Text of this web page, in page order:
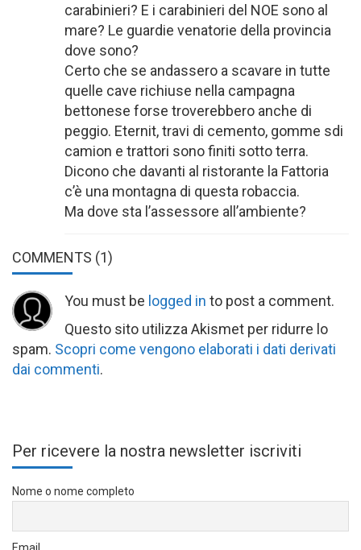
carabinieri? E i carabinieri del NOE sono al
mare? Le guardie venatorie della provincia
dove sono?
Certo che se andassero a scavare in tutte
quelle cave richiuse nella campagna
bettonese forse troverebbero anche di
peggio. Eternit, travi di cemento, gomme sdi
camion e trattori sono finiti sotto terra.
Dicono che davanti al ristorante la Fattoria
c’è una montagna di questa robaccia.
Ma dove sta l’assessore all’ambiente?
COMMENTS (1)
You must be logged in to post a comment.
Questo sito utilizza Akismet per ridurre lo
spam. Scopri come vengono elaborati i dati derivati
dai commenti.
Per ricevere la nostra newsletter iscriviti
Nome o nome completo